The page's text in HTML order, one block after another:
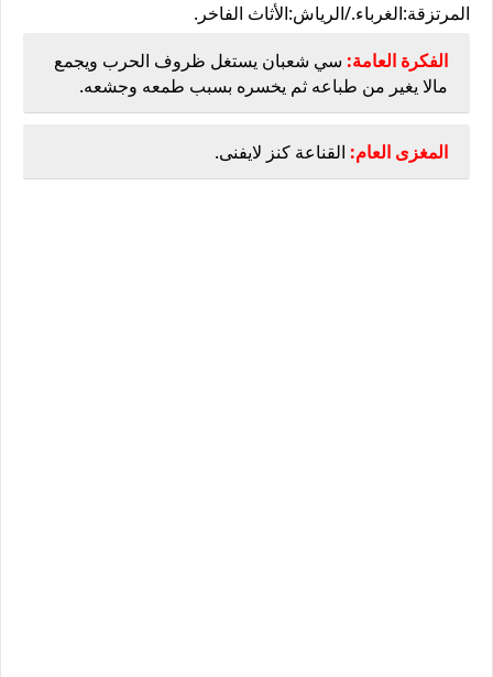
المرتزقة:الغرباء./الرياش:الأثاث الفاخر.
الفكرة العامة: سي شعبان يستغل ظروف الحرب ويجمع
مالا يغير من طباعه ثم يخسره بسبب طمعه وجشعه.
المغزى العام: القناعة كنز لايفنى.